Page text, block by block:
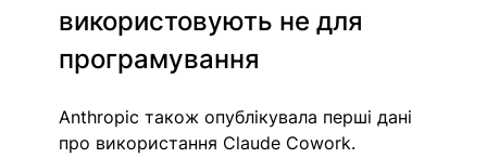
використовують не для
програмування
Anthropic також опублікувала перші дані
про використання Claude Cowork.